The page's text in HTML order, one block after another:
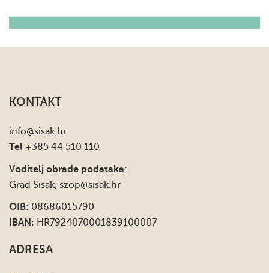
KONTAKT
info@sisak.hr
Tel +385 44 510 110
Voditelj obrade podataka:
Grad Sisak, szop@sisak.hr
OIB: 08686015790
IBAN: HR7924070001839100007
ADRESA